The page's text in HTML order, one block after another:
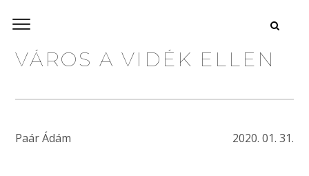
VÁROS A VIDÉK ELLEN
Paár Ádám 2020. 01. 31.